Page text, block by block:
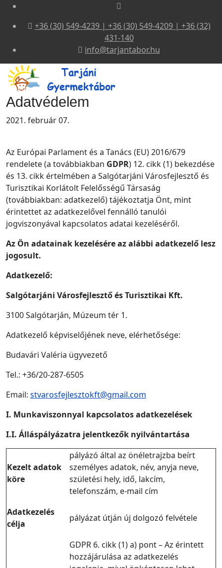
+36 (30) 549-4239 | +36 (30) 549-4209 | +36 (32)
431-140
info@tarjantabor.hu
Adatvédelem
2021. február 07.
Az Európai Parlament és a Tanács (EU) 2016/679
rendelete (a továbbiakban GDPR) 12. cikk (1) bekezdése
és 13. cikk értelmében a Salgótarjáni Városfejlesztő és
Turisztikai Korlátolt Felelősségű Társaság
(továbbiakban: adatkezelő) tájékoztatja Önt, mint
érintettet az adatkezelővel fennálló tanulói
jogviszonyával kapcsolatos adatai kezeléséről.
Az Ön adatainak kezelésére az alábbi adatkezelő lesz
jogosult.
Adatkezelő:
Salgótarjáni Városfejlesztő és Turisztikai Kft.
3100 Salgótarján, Múzeum tér 1.
Adatkezelő képviselőjének neve, elérhetősége:
Budavári Valéria ügyvezető
Tel.: +36/20-287-6505
Email: stvarosfejlesztokft@gmail.com
I. Munkaviszonnyal kapcsolatos adatkezelések
I.I. Álláspályázatra jelentkezők nyilvántartása
Kezelt adatok
köre
pályázó által az önéletrajzba beírt
személyes adatok, név, anyja neve,
születési hely, idő, lakcím,
telefonszám, e-mail cím
Adatkezelés
célja
pályázat útján új dolgozó felvétele
GDPR 6. cikk (1)a) pont –Az érintett
hozzájárulása az adatkezelés